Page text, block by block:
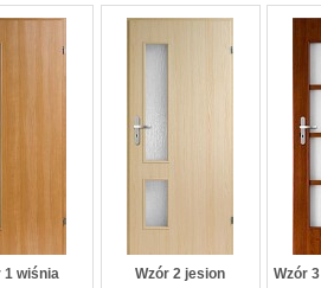
1 wiśnia Wzór 2 jesion Wzór